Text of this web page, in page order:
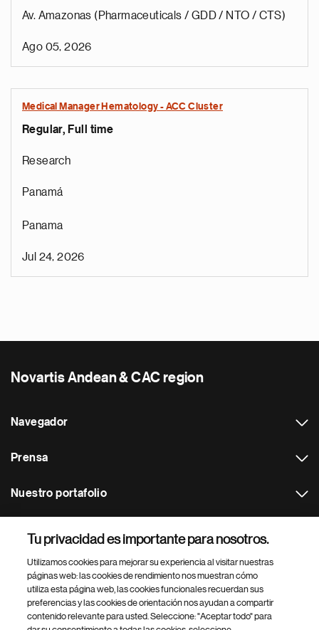
Av. Amazonas (Pharmaceuticals / GDD / NTO / CTS)
Ago 05, 2026
Medical Manager Hematology - ACC Cluster
Regular, Full time
Research
Panamá
Panama
Jul 24, 2026
Novartis Andean & CAC region
Navegador
Prensa
Nuestro portafolio
Footer Site Search
Tu privacidad es importante para nosotros.
Utilizamos cookies para mejorar su experiencia al visitar nuestras
páginas web: las cookies de rendimiento nos muestran cómo
utiliza esta página web, las cookies funcionales recuerdan sus
preferencias y las cookies de orientación nos ayudan a compartir
contenido relevante para usted. Seleccione: "Aceptar todo" para